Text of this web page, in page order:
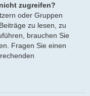
zugreifen?
oder Gruppen
zu lesen, zu
brauchen Sie
Fragen Sie einen